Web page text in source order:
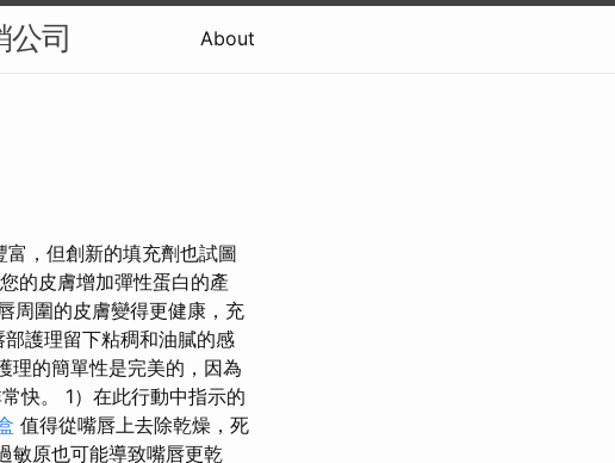
公司 About
，但創新的填充劑也試圖
的皮膚增加彈性蛋白的產
周圍的皮膚變得更健康，充
部護理留下粘稠和油膩的感
理的簡單性是完美的，因為
快。 1）在此行動中指示的
值得從嘴唇上去除乾燥，死
敏原也可能導致嘴唇更乾